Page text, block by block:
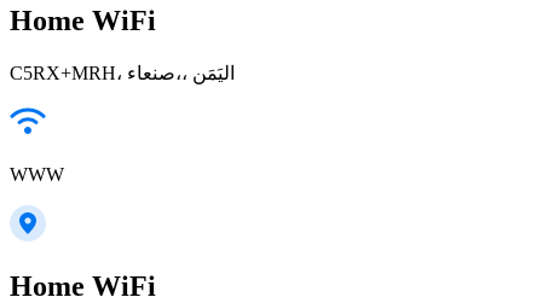
Home WiFi
C5RX+MRH، صنعاء‎،، اليَمَن
WWW
Home WiFi